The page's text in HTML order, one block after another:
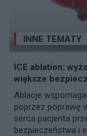
INNE TEMATY
ICE ablation:
większe
Ablacje
poprzez poprawę
serca pacjenta
bezpieczeństwa i